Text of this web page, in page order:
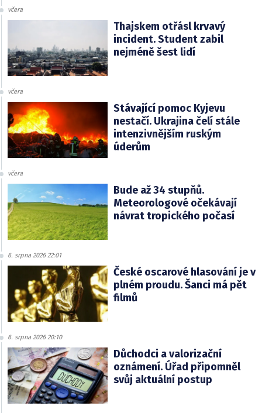
včera
Thajskem otřásl krvavý
incident. Student zabil
nejméně šest lidí
včera
Stávající pomoc Kyjevu
nestačí. Ukrajina čelí stále
intenzivnějším ruským
úderům
včera
Bude až 34 stupňů.
Meteorologové očekávají
návrat tropického počasí
6. srpna 2026 22:01
České oscarové hlasování je v
plném proudu. Šanci má pět
filmů
6. srpna 2026 20:10
Důchodci a valorizační
oznámení. Úřad připomněl
svůj aktuální postup